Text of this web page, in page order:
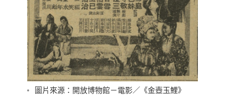
圖片來源：開放博物館－電影／《金壺玉鯉》